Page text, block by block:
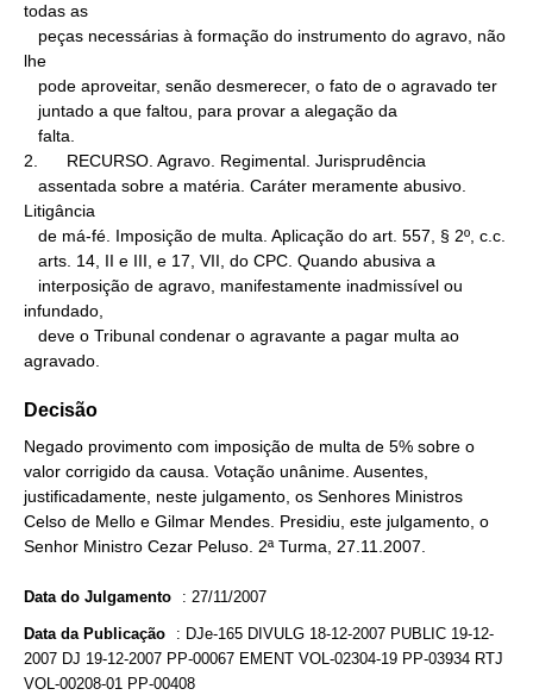
todas as
lhe
2.      RECURSO. Agravo. Regimental. Jurisprudência
Litigância
infundado,
agravado.
Decisão
Negado provimento com imposição de multa de 5% sobre o
valor corrigido da causa. Votação unânime. Ausentes,
justificadamente, neste julgamento, os Senhores Ministros
Celso de Mello e Gilmar Mendes. Presidiu, este julgamento, o
Senhor Ministro Cezar Peluso. 2ª Turma, 27.11.2007.
Data do Julgamento : 27/11/2007
Data da Publicação : DJe-165 DIVULG 18-12-2007 PUBLIC 19-12-
2007 DJ 19-12-2007 PP-00067 EMENT VOL-02304-19 PP-03934 RTJ
VOL-00208-01 PP-00408